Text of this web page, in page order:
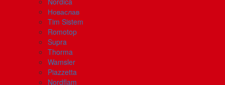
Новаслав
Tim Sistem
Romotop
Supra
Thorma
Wamsler
Piazzetta
Nordflam